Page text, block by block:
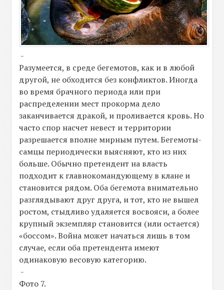
-
Разумеется, в среде бегемотов, как и в любой
другой, не обходится без конфликтов. Иногда
во время брачного периода или при
распределении мест прокорма дело
заканчивается дракой, и проливается кровь. Но
часто спор насчет невест и территории
разрешается вполне мирным путем. Бегемоты-
самцы периодически выясняют, кто из них
больше. Обычно претендент на власть
подходит к главнокомандующему в клане и
становится рядом. Оба бегемота внимательно
разглядывают друг друга, и тот, кто не вышел
ростом, стыдливо удаляется восвояси, а более
крупный экземпляр становится (или остается)
«боссом». Война может начаться лишь в том
случае, если оба претендента имеют
одинаковую весовую категорию.
-
Фото 7.